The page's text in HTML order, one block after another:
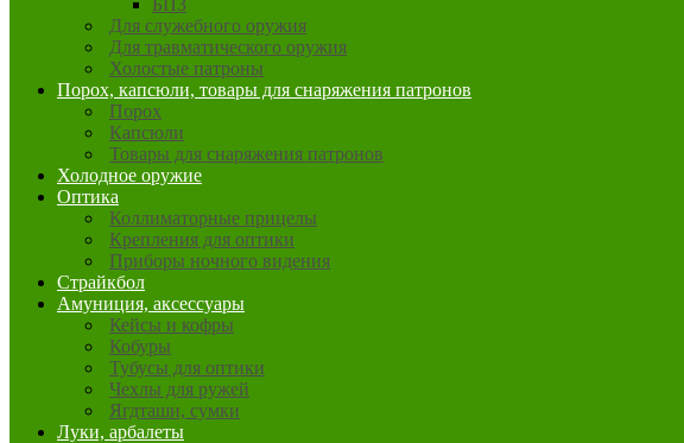
БПЗ
Для служебного оружия
Для травматического оружия
Холостые патроны
Порох, капсюли, товары для снаряжения патронов
Порох
Капсюли
Товары для снаряжения патронов
Холодное оружие
Оптика
Коллиматорные прицелы
Крепления для оптики
Приборы ночного видения
Страйкбол
Амуниция, аксессуары
Кейсы и кофры
Кобуры
Тубусы для оптики
Чехлы для ружей
Ягдташи, сумки
Луки, арбалеты